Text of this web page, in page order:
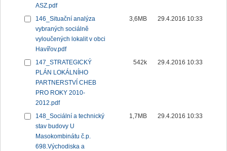
ASZ.pdf
146_Situační analýza
vybraných sociálně
vyloučených lokalit v obci
Havířov.pdf
3,6MB 29.4.2016 10:33
147_STRATEGICKÝ
PLÁN LOKÁLNÍHO
PARTNERSTVÍ CHEB
PRO ROKY 2010-
2012.pdf
542k 29.4.2016 10:33
148_Sociální a technický
stav budovy U
Masokombinátu č.p.
698.Východiska a
1,7MB 29.4.2016 10:33